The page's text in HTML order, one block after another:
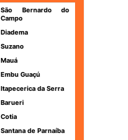
São Bernardo do
Campo
Diadema
Suzano
Mauá
Embu Guaçú
Itapecerica da Serra
Barueri
Cotia
Santana de Parnaíba